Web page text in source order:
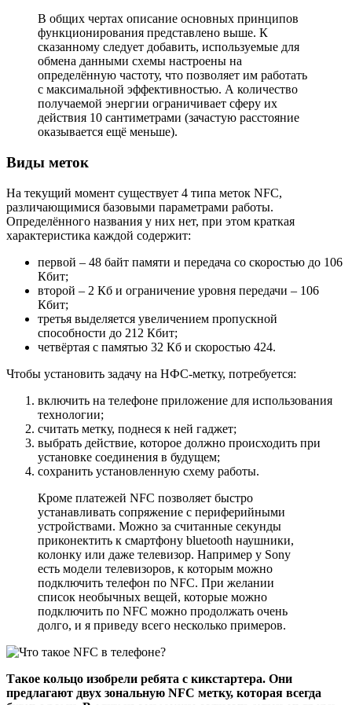
В общих чертах описание основных принципов
функционирования представлено выше. К
сказанному следует добавить, используемые для
обмена данными схемы настроены на
определённую частоту, что позволяет им работать
с максимальной эффективностью. А количество
получаемой энергии ограничивает сферу их
действия 10 сантиметрами (зачастую расстояние
оказывается ещё меньше).
Виды меток
На текущий момент существует 4 типа меток NFC,
различающимися базовыми параметрами работы.
Определённого названия у них нет, при этом краткая
характеристика каждой содержит:
первой – 48 байт памяти и передача со скоростью до 106
Кбит;
второй – 2 Кб и ограничение уровня передачи – 106
Кбит;
третья выделяется увеличением пропускной
способности до 212 Кбит;
четвёртая с памятью 32 Кб и скоростью 424.
Чтобы установить задачу на НФС-метку, потребуется:
включить на телефоне приложение для использования
технологии;
считать метку, поднеся к ней гаджет;
выбрать действие, которое должно происходить при
установке соединения в будущем;
сохранить установленную схему работы.
Кроме платежей NFC позволяет быстро
устанавливать сопряжение с периферийными
устройствами. Можно за считанные секунды
приконектить к смартфону bluetooth наушники,
колонку или даже телевизор. Например у Sony
есть модели телевизоров, к которым можно
подключить телефон по NFC. При желании
список необычных вещей, которые можно
подключить по NFC можно продолжать очень
долго, и я приведу всего несколько примеров.
Такое кольцо изобрели ребята с кикстартера. Они
предлагают двух зональную NFC метку, которая всегда